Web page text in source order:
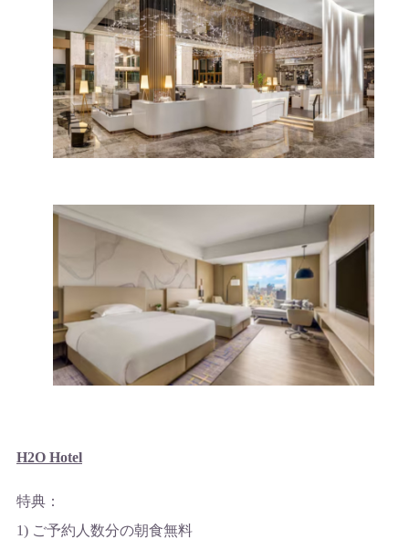
H2O Hotel
特典：
1) ご予約人数分の朝食無料